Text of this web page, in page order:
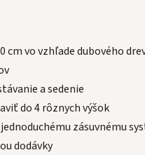
cm vo vzhľade dubového
a sedenie
do 4 rôznych výšok
zásuvnému
dodávky